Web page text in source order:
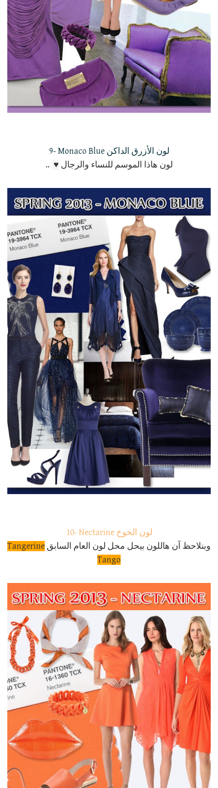
9- Monaco Blue لون الأزرق الداكن
لون هاذا الموسم للنساء والرجال ♥
..
10- Nectarine لون الخوخ
وبنلاحظ آن هاللون بيحل محل لون العام السابق
Tangerine
Tango